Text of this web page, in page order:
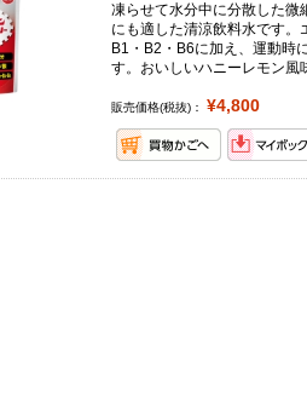
凍らせて水分中に分散した微
にも適した清涼飲料水です。
B1・B2・B6に加え、運動時
す。おいしいハニーレモン風
販売価格(税抜)： ¥4,800